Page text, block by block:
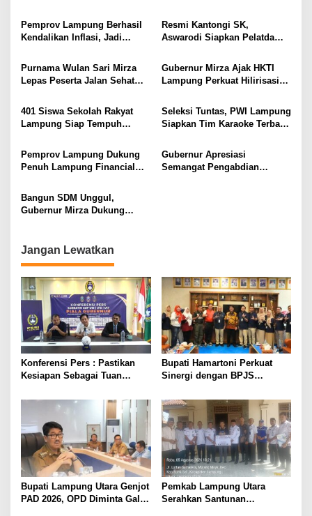
Prioritas
TP PKK Lampung Dorong
Pembangunan SDM Dimulai
dari Desa
Pemprov Lampung Berhasil
Kendalikan Inflasi, Jadi
Terendah di Sumatera
Resmi Kantongi SK,
Aswarodi Siapkan Pelatda
Menuju Porwanas 2027
Purnama Wulan Sari Mirza
Lepas Peserta Jalan Sehat
Lansia Sehat dan Bahagia
Gubernur Mirza Ajak HKTI
Lampung Perkuat Hilirisasi
Kesejahteraan Petani
401 Siswa Sekolah Rakyat
Lampung Siap Tempuh
Dorong Lahirnya Generasi
Emas
Seleksi Tuntas, PWI Lampung
Siapkan Tim Karaoke Terbaik
Pemprov Lampung Dukung
Penuh Lampung Financial
Keuangan Generasi Muda
Gubernur Apresiasi
Semangat Pengabdian
Bangun SDM Unggul,
Gubernur Mirza Dukung
Lampung
Jangan Lewatkan
Konferensi Pers : Pastikan
Kesiapan Sebagai Tuan
Tiga Venue Pelaksanaan
Soeratin Cup Piala Gubernur
Lampung
Bupati Hamartoni Perkuat
Sinergi dengan BPJS
Kesehatan Makin Cepat dan
Mudah
Bupati Lampung Utara Genjot
PAD 2026, OPD Diminta Gali
Pemkab Lampung Utara
Serahkan Santunan